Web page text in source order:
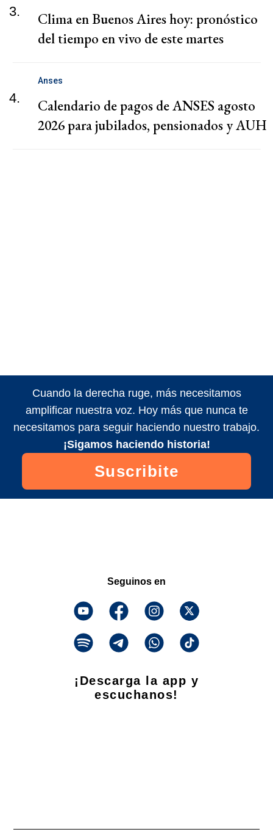
3.
Clima en Buenos Aires hoy: pronóstico
del tiempo en vivo de este martes
4.
Anses
Calendario de pagos de ANSES agosto
2026 para jubilados, pensionados y AUH
Cuando la derecha ruge, más necesitamos
amplificar nuestra voz. Hoy más que nunca te
necesitamos para seguir haciendo nuestro trabajo.
¡Sigamos haciendo historia!
Suscribite
Seguinos en
¡Descarga la app y
escuchanos!